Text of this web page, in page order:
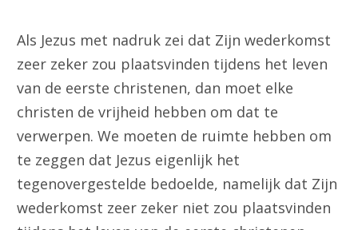
Als Jezus met nadruk zei dat Zijn wederkomst
zeer zeker zou plaatsvinden tijdens het leven
van de eerste christenen, dan moet elke
christen de vrijheid hebben om dat te
verwerpen. We moeten de ruimte hebben om
te zeggen dat Jezus eigenlijk het
tegenovergestelde bedoelde, namelijk dat Zijn
wederkomst zeer zeker niet zou plaatsvinden